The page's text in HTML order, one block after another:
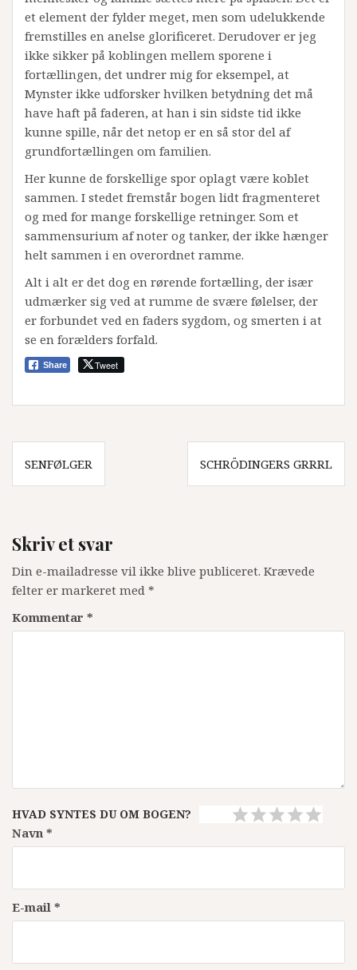
et element der fylder meget, men som udelukkende
fremstilles en anelse glorificeret. Derudover er jeg
ikke sikker på koblingen mellem sporene i
fortællingen, det undrer mig for eksempel, at
Mynster ikke udforsker hvilken betydning det må
have haft på faderen, at han i sin sidste tid ikke
kunne spille, når det netop er en så stor del af
grundfortællingen om familien.
Her kunne de forskellige spor oplagt være koblet
sammen. I stedet fremstår bogen lidt fragmenteret
og med for mange forskellige retninger. Som et
sammensurium af noter og tanker, der ikke hænger
helt sammen i en overordnet ramme.
Alt i alt er det dog en rørende fortælling, der især
udmærker sig ved at rumme de svære følelser, der
er forbundet ved en faders sygdom, og smerten i at
se en forælders forfald.
Share Tweet
Indlægsnavigation
SENFØLGER SCHRÖDINGERS GRRRL
Skriv et svar
Din e-mailadresse vil ikke blive publiceret. Krævede
felter er markeret med *
Kommentar *
HVAD SYNTES DU OM BOGEN?
Navn *
E-mail *